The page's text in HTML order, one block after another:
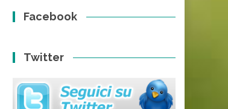
Facebook
Twitter